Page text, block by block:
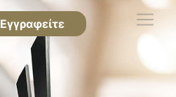
Εγγραφείτε